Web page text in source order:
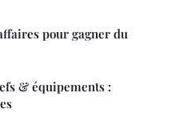
pour gagner du
& équipements :